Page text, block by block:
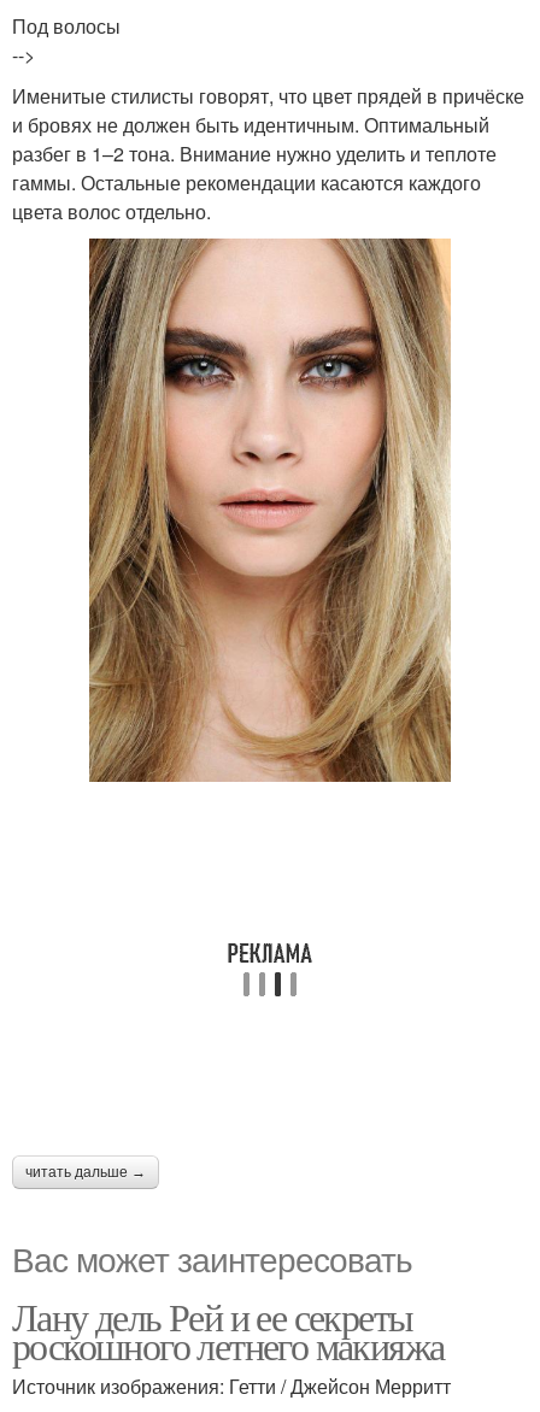
Под волосы
-->
Именитые стилисты говорят, что цвет прядей в причёске
и бровях не должен быть идентичным. Оптимальный
разбег в 1–2 тона. Внимание нужно уделить и теплоте
гаммы. Остальные рекомендации касаются каждого
цвета волос отдельно.
читать дальше →
Вас может заинтересовать
Лану дель Рей и ее секреты
роскошного летнего макияжа
Источник изображения: Гетти / Джейсон Мерритт